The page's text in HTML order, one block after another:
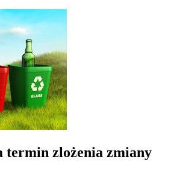
termin zlożenia zmiany